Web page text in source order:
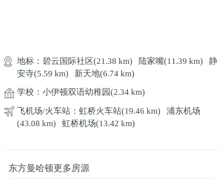
地标： 碧云国际社区(21.38 km) 陆家嘴(11.39 km) 静
安寺(5.59 km) 新天地(6.74 km)
学校： 小伊顿双语幼稚园(2.34 km)
飞机场/火车站： 虹桥火车站(19.46 km) 浦东机场
(43.08 km) 虹桥机场(13.42 km)
东方曼哈顿更多房源